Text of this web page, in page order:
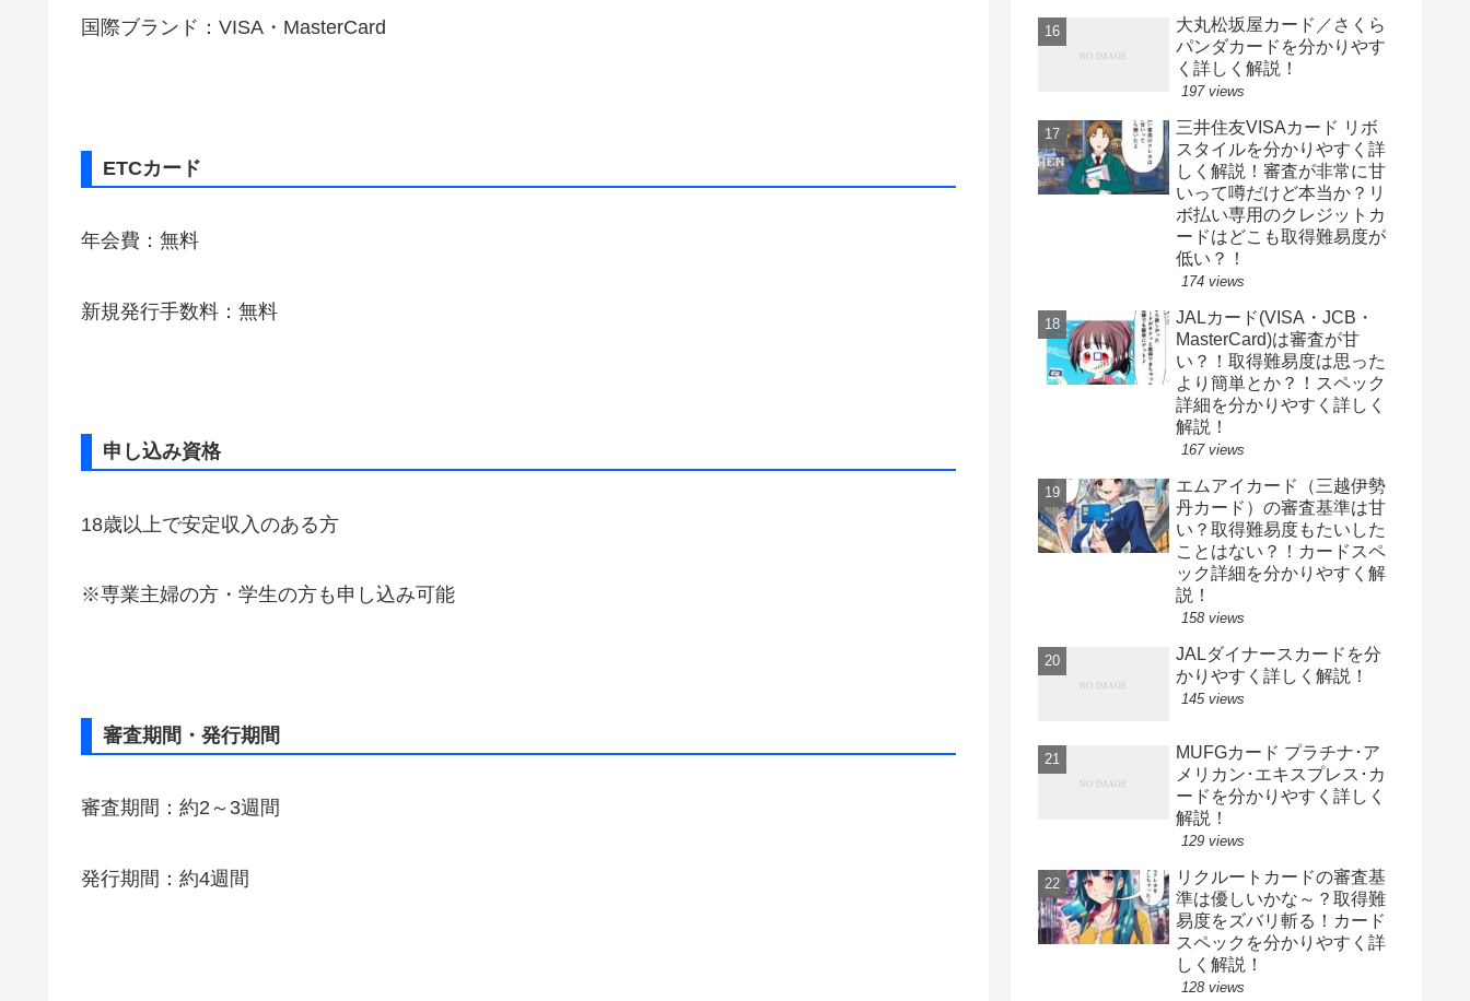
国際ブランド：VISA・MasterCard
ETCカード
年会費：無料
新規発行手数料：無料
申し込み資格
18歳以上で安定収入のある方
※専業主婦の方・学生の方も申し込み可能
審査期間・発行期間
審査期間：約2～3週間
発行期間：約4週間
大丸松坂屋カード／さくら
パンダカードを分かりやす
く詳しく解説！
197 views
三井住友VISAカード リボ
スタイルを分かりやすく詳
しく解説！審査が非常に甘
いって噂だけど本当か？リ
ボ払い専用のクレジットカ
ードはどこも取得難易度が
低い？！
174 views
JALカード(VISA・JCB・
MasterCard)は審査が甘
い？！取得難易度は思った
より簡単とか？！スペック
詳細を分かりやすく詳しく
解説！
167 views
エムアイカード（三越伊勢
丹カード）の審査基準は甘
い？取得難易度もたいした
ことはない？！カードスペ
ック詳細を分かりやすく解
説！
158 views
JALダイナースカードを分
かりやすく詳しく解説！
145 views
MUFGカード プラチナ･ア
メリカン･エキスプレス･カ
ードを分かりやすく詳しく
解説！
129 views
リクルートカードの審査基
準は優しいかな～？取得難
易度をズバリ斬る！カード
スペックを分かりやすく詳
しく解説！
128 views